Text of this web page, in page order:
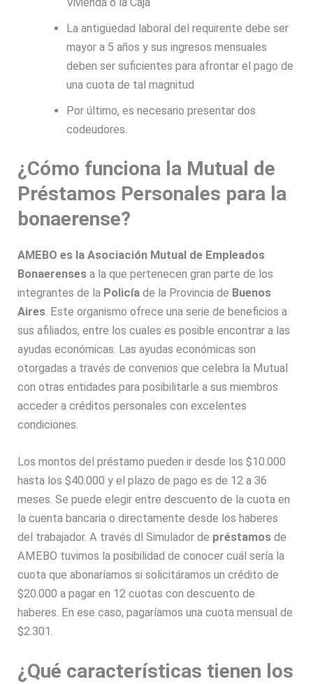
La antigüedad laboral del requirente debe ser
mayor a 5 años y sus ingresos mensuales
deben ser suficientes para afrontar el pago de
una cuota de tal magnitud
Por último, es necesario presentar dos
codeudores.
¿Cómo funciona la Mutual de
Préstamos Personales para la
bonaerense?
AMEBO es la Asociación Mutual de Empleados
Bonaerenses a la que pertenecen gran parte de los
integrantes de la Policía de la Provincia de Buenos
Aires . Este organismo ofrece una serie de beneficios a
sus afiliados, entre los cuales es posible encontrar a las
ayudas económicas. Las ayudas económicas son
otorgadas a través de convenios que celebra la Mutual
con otras entidades para posibilitarle a sus miembros
acceder a créditos personales con excelentes
condiciones.
Los montos del préstamo pueden ir desde los $10.000
hasta los $40.000 y el plazo de pago es de 12 a 36
meses. Se puede elegir entre descuento de la cuota en
la cuenta bancaria o directamente desde los haberes
del trabajador. A través dl Simulador de préstamosde
AMEBO tuvimos la posibilidad de conocer cuál sería la
cuota que abonaríamos si solicitáramos un crédito de
$20.000 a pagar en 12 cuotas con descuento de
haberes. En ese caso, pagaríamos una cuota mensual de
$2.301.
¿Qué características tienen los